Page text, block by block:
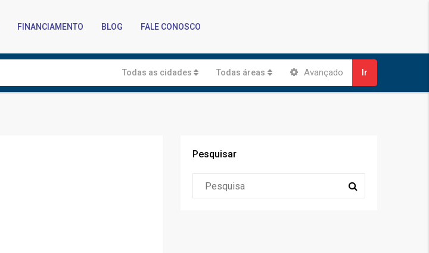
FINANCIAMENTO BLOG FALE CONOSCO
Todas as cidades Todas áreas Avançado Ir
Pesquisar